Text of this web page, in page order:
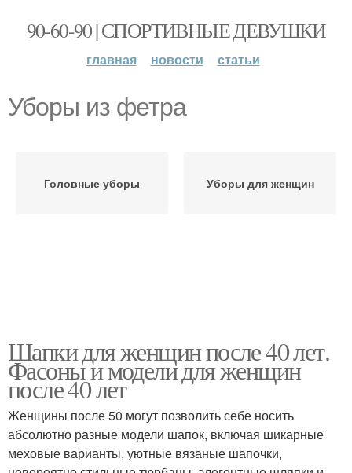
90-60-90 | СПОРТИВНЫЕ ДЕВУШКИ
главная новости статьи
Уборы из фетра
Головные уборы Уборы для женщин
Шапки для женщин после 40 лет.
Фасоны и модели для женщин
после 40 лет
Женщины после 50 могут позволить себе носить
абсолютно разные модели шапок, включая шикарные
меховые варианты, уютные вязаные шапочки,